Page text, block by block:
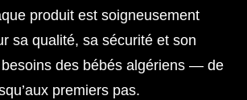
produit est soigneusement
sa qualité, sa sécurité et son
des bébés algériens — de
premiers pas.